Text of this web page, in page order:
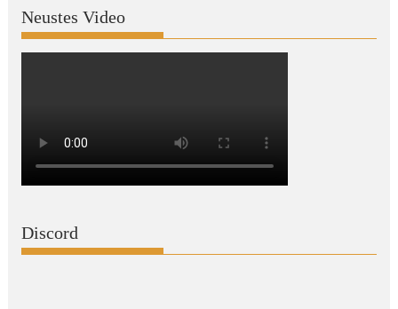
Neustes Video
Discord